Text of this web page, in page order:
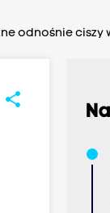
odnośnie ciszy
share